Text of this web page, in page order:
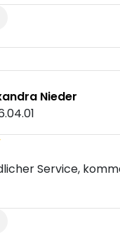
Nieder
Service,